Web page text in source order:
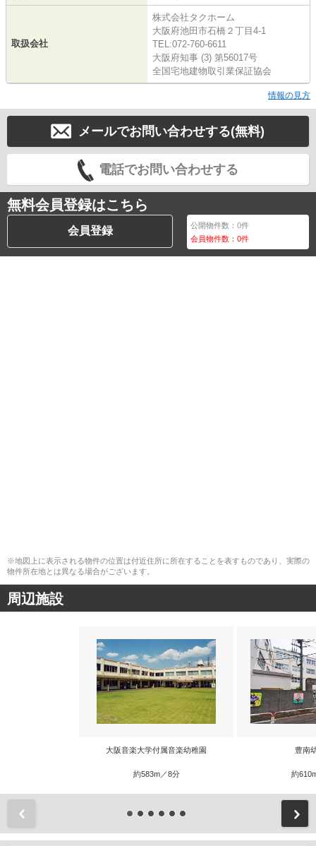
取扱会社
株式会社タクホーム
大阪府池田市石橋２丁目4-1
TEL:072-760-6611
大阪府知事 (3) 第56017号
全国宅地建物取引業保証協会
情報の見方
メールでお問い合わせする(無料)
電話でお問い合わせする
無料会員登録はこちら
会員登録 公開物件数：0件
会員物件数：0件
※地図上に表示される物件の位置は付近住所に所在することを表すものであり、実際の
物件所在地とは異なる場合がございます。
周辺施設
大阪音楽大学付属音楽幼稚園
約583m／8分
豊南
約